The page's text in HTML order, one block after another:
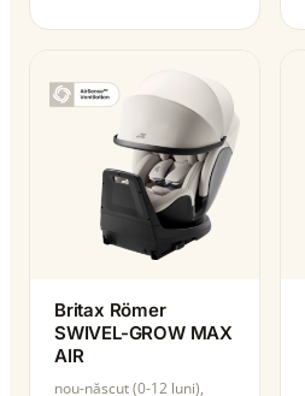
Britax Römer
SWIVEL-GROW MAX
AIR
nou-născut (0-12 luni),